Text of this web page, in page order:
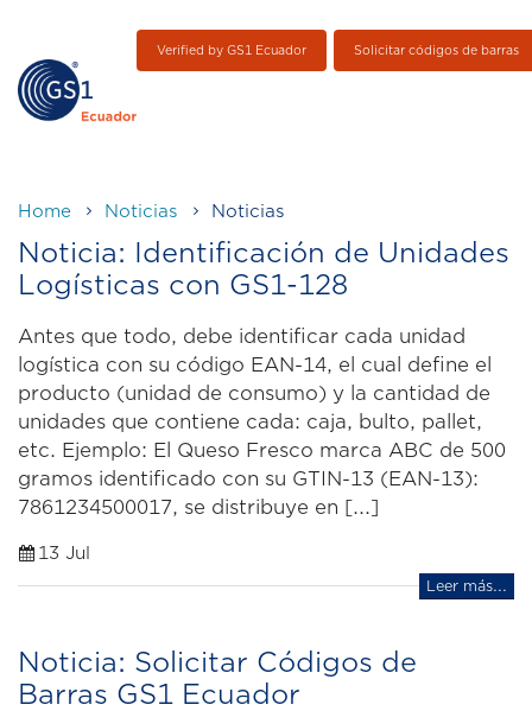
Verified by GS1 Ecuador Solicitar códigos de barras
Home Noticias Noticias
Noticia: Identificación de Unidades
Logísticas con GS1-128
Antes que todo, debe identificar cada unidad
logística con su código EAN-14, el cual define el
producto (unidad de consumo) y la cantidad de
unidades que contiene cada: caja, bulto, pallet,
etc. Ejemplo: El Queso Fresco marca ABC de 500
gramos identificado con su GTIN-13 (EAN-13):
7861234500017, se distribuye en [...]
13 Jul
Leer más...
Noticia: Solicitar Códigos de
Barras GS1 Ecuador